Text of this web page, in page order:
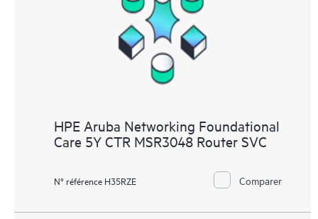
HPE Aruba Networking Foundational
Care 5Y CTR MSR3048 Router SVC
N° référence H35RZE Comparer